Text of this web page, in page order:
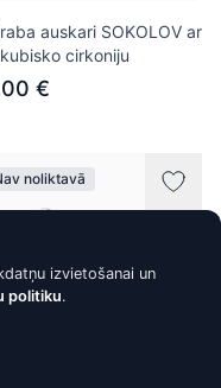
auskari SOKOLOV ar
cirkoniju
€
noliktavā
izvietošanai un
politiku.